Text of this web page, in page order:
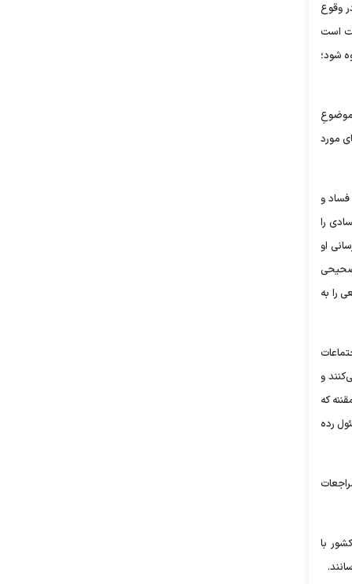
وقوع
است
شود؛
موضوعِ
مورد
فساد و
را
او
صحیحی
را به
و
که
قدردانی به عمل می‌آوریم. در هفته منتهی به روز دانشجوی سال جاری، بیش از ۸۰ مسئول رده
با